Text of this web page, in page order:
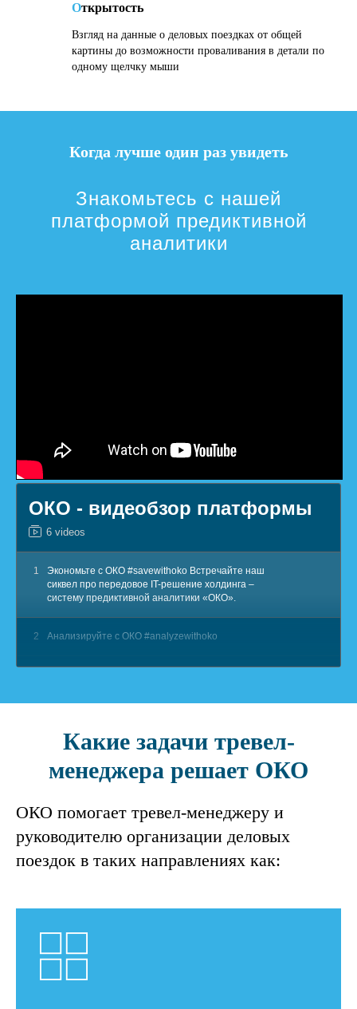
Открытость
Взгляд на данные о деловых поездках от общей
картины до возможности проваливания в детали по
одному щелчку мыши
Когда лучше один раз увидеть
Знакомьтесь с нашей
платформой предиктивной
аналитики
ОКО - видеобзор платформы
6 videos
1
Экономьте с ОКО #savewithoko Встречайте наш
сиквел про передовое IT-решение холдинга –
систему предиктивной аналитики «ОКО».
2 Анализируйте с ОКО #analyzewithoko
Сравнивайте с ОКО #benchmarkingwithoko
Какие задачи тревел-
менеджера решает ОКО
ОКО помогает тревел-менеджеру и
руководителю организации деловых
поездок в таких направлениях как: